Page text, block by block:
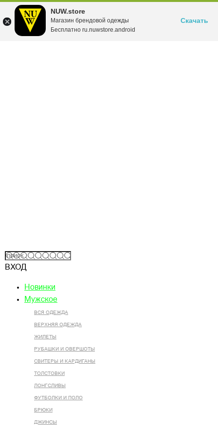
NUW.store
Магазин брендовой одежды
Бесплатно ru.nuwstore.android
Скачать
ВХОД
Новинки
Мужское
ВСЯ ОДЕЖДА
ВЕРХНЯЯ ОДЕЖДА
ЖИЛЕТЫ
РУБАШКИ И ОВЕРШОТЫ
СВИТЕРЫ И КАРДИГАНЫ
ТОЛСТОВКИ
ЛОНГСЛИВЫ
ФУТБОЛКИ И ПОЛО
БРЮКИ
ДЖИНСЫ